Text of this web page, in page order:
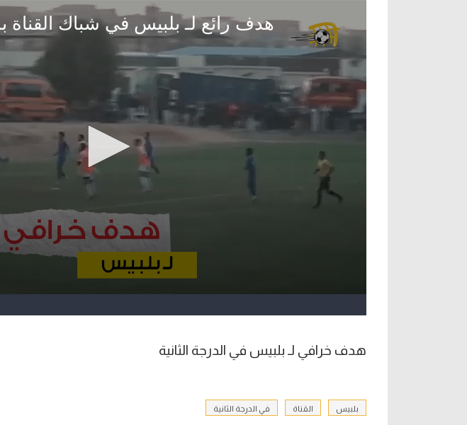
آراء حرة
ركن الألعاب
الدوري السعودي للمحترفين
دوري أبطال أوروبا
دوري أبطال إفريقيا
كل البطولات
دوري
هدف خرافي لـ بلبيس في الدرجة الثانية
بلبيس القناة في الدرجة الثانية